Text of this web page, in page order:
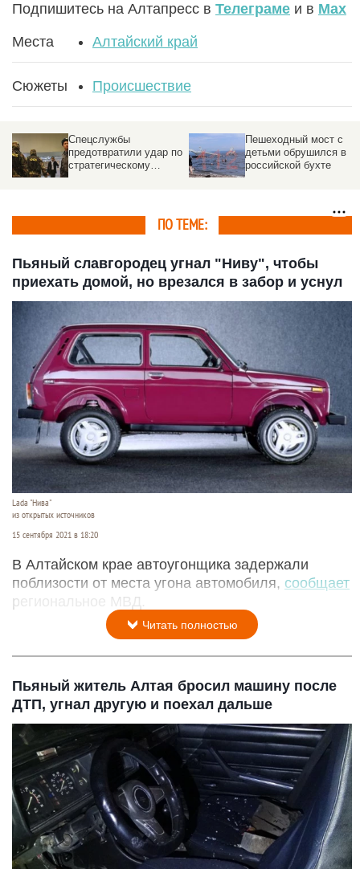
Подпишитесь на Алтапресс в Телеграме и в Max
Места Алтайский край
Сюжеты Происшествие
Пешеходный мост с
детьми обрушился в
российской бухте
В Сибири ночью с
рельсов сошли 14
груженых вагонов и
ПО ТЕМЕ:
Пьяный славгородец угнал "Ниву", чтобы
приехать домой, но врезался в забор и уснул
Lada "Нива"
из открытых источников
15 сентября 2021 в 18:20
В Алтайском крае автоугонщика задержали
поблизости от места угона автомобиля, сообщает
региональное МВД.
Читать полностью
Пьяный житель Алтая бросил машину после
ДТП, угнал другую и поехал дальше